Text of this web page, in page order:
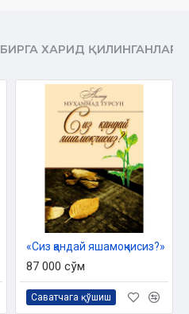
БИРГА ХАРИД ҚИЛИНГАНЛАР
«Сиз қандай яшамоқчисиз?»
87 000 сўм
Саватчага қўшиш